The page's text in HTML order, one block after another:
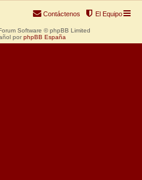
El Equipo
Contáctenos
Software © phpBB Limited
por phpBB España